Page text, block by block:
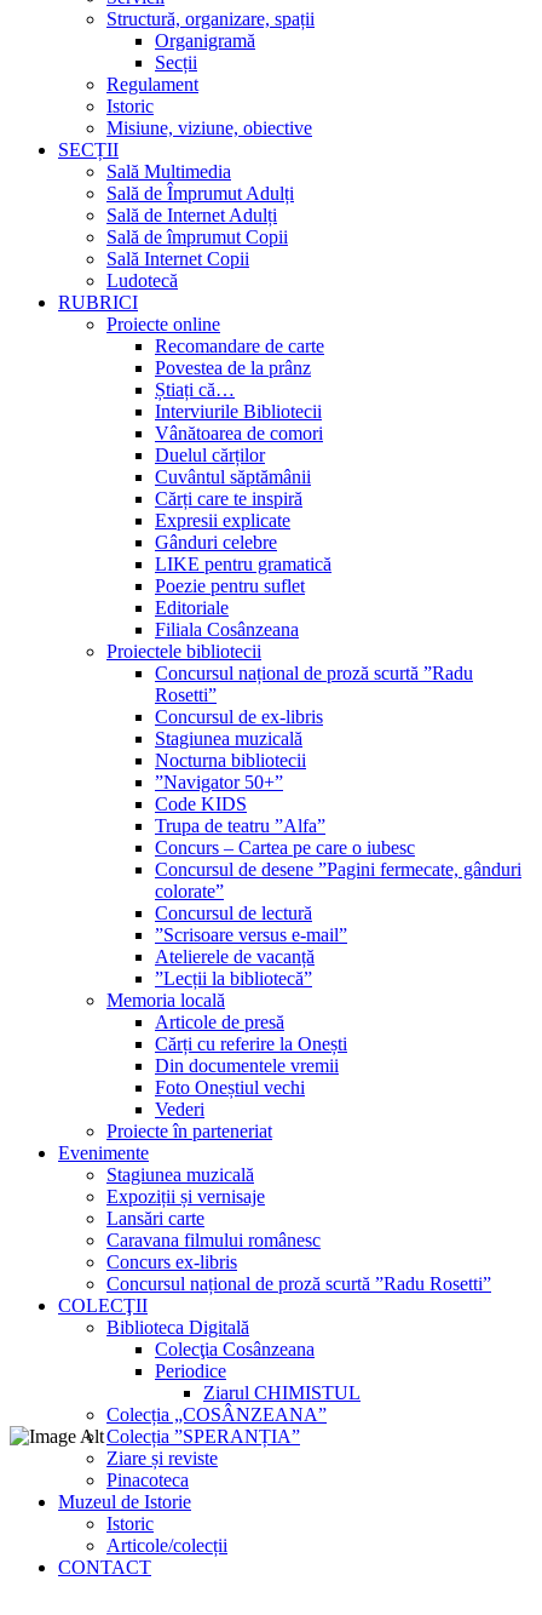
Structură, organizare, spații
Organigramă
Secții
Regulament
Istoric
Misiune, viziune, obiective
SECȚII
Sală Multimedia
Sală de Împrumut Adulți
Sală de Internet Adulți
Sală de împrumut Copii
Sală Internet Copii
Ludotecă
RUBRICI
Proiecte online
Recomandare de carte
Povestea de la prânz
Știați că…
Interviurile Bibliotecii
Vânătoarea de comori
Duelul cărților
Cuvântul săptămânii
Cărți care te inspiră
Expresii explicate
Gânduri celebre
LIKE pentru gramatică
Poezie pentru suflet
Editoriale
Filiala Cosânzeana
Proiectele bibliotecii
Concursul național de proză scurtă ”Radu
Rosetti”
Concursul de ex-libris
Stagiunea muzicală
Nocturna bibliotecii
”Navigator 50+”
Code KIDS
Trupa de teatru ”Alfa”
Concurs – Cartea pe care o iubesc
Concursul de desene ”Pagini fermecate, gânduri
colorate”
Concursul de lectură
”Scrisoare versus e-mail”
Atelierele de vacanță
”Lecții la bibliotecă”
Memoria locală
Articole de presă
Cărți cu referire la Onești
Din documentele vremii
Foto Oneștiul vechi
Vederi
Proiecte în parteneriat
Evenimente
Stagiunea muzicală
Expoziții și vernisaje
Lansări carte
Caravana filmului românesc
Concurs ex-libris
Concursul național de proză scurtă ”Radu Rosetti”
COLECŢII
Biblioteca Digitală
Colecţia Cosânzeana
Periodice
Ziarul CHIMISTUL
Colecția „COSÂNZEANA”
Colecția ”SPERANȚIA”
Ziare și reviste
Pinacoteca
Muzeul de Istorie
Istoric
Articole/colecții
CONTACT